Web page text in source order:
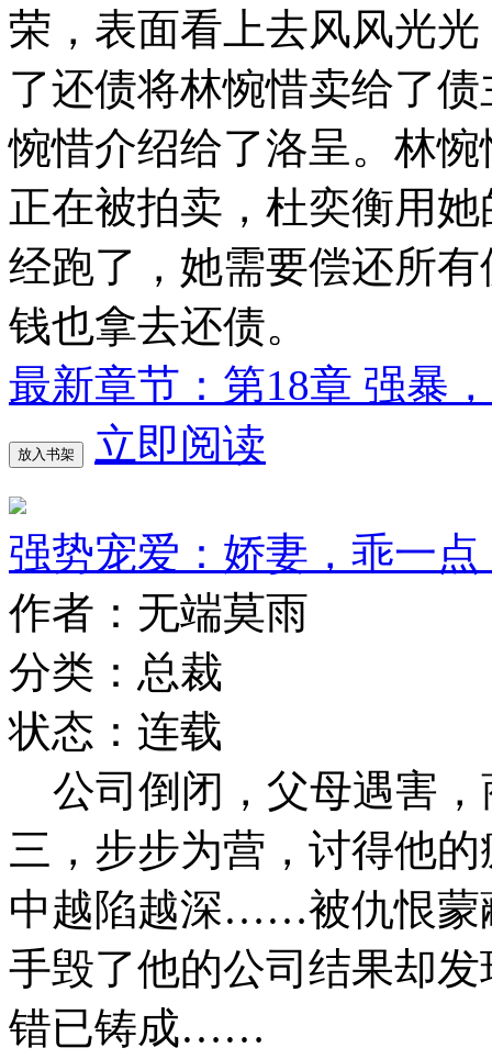
荣，表面看上去风风光
了还债将林惋惜卖给了
惋惜介绍给了洛呈。林
正在被拍卖，杜奕衡用
经跑了，她需要偿还所
钱也拿去还债。
最新章节：第18章 强暴
放入书架 立即阅读
强势宠爱：娇妻，乖一点
作者：无端莫雨
分类：总裁
状态：连载
公司倒闭，父母遇害，
三，步步为营，讨得他
中越陷越深……被仇恨蒙
手毁了他的公司结果却
错已铸成……